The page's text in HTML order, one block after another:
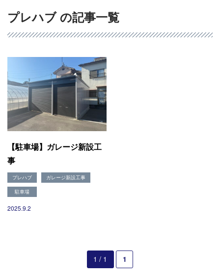
会社概要
選ばれる理由
リフォームQ&A
お電話でお気軽にお問い合わせください
082-291-9400
プレハブ の記事一覧
【駐車場】ガレージ新設工
事
プレハブ ガレージ新設工事
駐車場
2025.9.2
1 / 1 1